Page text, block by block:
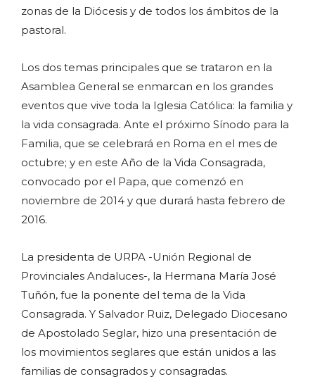
zonas de la Diócesis y de todos los ámbitos de la
pastoral.
Los dos temas principales que se trataron en la
Asamblea General se enmarcan en los grandes
eventos que vive toda la Iglesia Católica: la familia y
la vida consagrada. Ante el próximo Sínodo para la
Familia, que se celebrará en Roma en el mes de
octubre; y en este Año de la Vida Consagrada,
convocado por el Papa, que comenzó en
noviembre de 2014 y que durará hasta febrero de
2016.
La presidenta de URPA -Unión Regional de
Provinciales Andaluces-, la Hermana María José
Tuñón, fue la ponente del tema de la Vida
Consagrada. Y Salvador Ruiz, Delegado Diocesano
de Apostolado Seglar, hizo una presentación de
los movimientos seglares que están unidos a las
familias de consagrados y consagradas.